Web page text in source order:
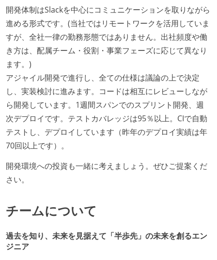
開発体制はSlackを中心にコミュニケーションを取りながら
進める形式です。(当社ではリモートワークを活用していま
すが、全社一律の勤務形態ではありません。出社頻度や働
き方は、配属チーム・役割・事業フェーズに応じて異なり
ます。)
アジャイル開発で進行し、全ての仕様は議論の上で決定
し、実装検討に進みます。コードは相互にレビューしなが
ら開発しています。1週間スパンでのスプリント開発、週
次デプロイです。テストカバレッジは95％以上。CIで自動
テストし、デプロイしています（昨年のデプロイ実績は年
70回以上です）。
開発環境への投資も一緒に考えましょう。ぜひご提案くだ
さい。
チームについて
過去を知り、未来を見据えて「半歩先」の未来を創るエン
ジニア